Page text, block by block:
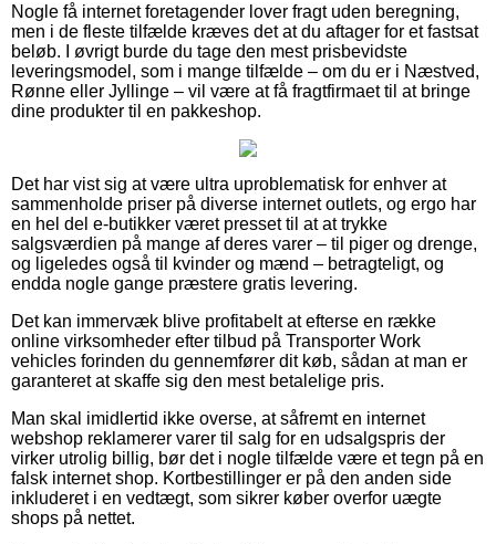
Nogle få internet foretagender lover fragt uden beregning,
men i de fleste tilfælde kræves det at du aftager for et fastsat
beløb. I øvrigt burde du tage den mest prisbevidste
leveringsmodel, som i mange tilfælde – om du er i Næstved,
Rønne eller Jyllinge – vil være at få fragtfirmaet til at bringe
dine produkter til en pakkeshop.
Det har vist sig at være ultra uproblematisk for enhver at
sammenholde priser på diverse internet outlets, og ergo har
en hel del e-butikker været presset til at at trykke
salgsværdien på mange af deres varer – til piger og drenge,
og ligeledes også til kvinder og mænd – betragteligt, og
endda nogle gange præstere gratis levering.
Det kan immervæk blive profitabelt at efterse en række
online virksomheder efter tilbud på Transporter Work
vehicles forinden du gennemfører dit køb, sådan at man er
garanteret at skaffe sig den mest betalelige pris.
Man skal imidlertid ikke overse, at såfremt en internet
webshop reklamerer varer til salg for en udsalgspris der
virker utrolig billig, bør det i nogle tilfælde være et tegn på en
falsk internet shop. Kortbestillinger er på den anden side
inkluderet i en vedtægt, som sikrer køber overfor uægte
shops på nettet.